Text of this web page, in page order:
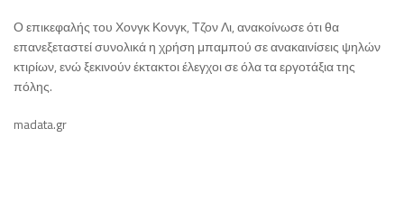
Ο επικεφαλής του Χονγκ Κονγκ, Τζον Λι, ανακοίνωσε ότι θα
επανεξεταστεί συνολικά η χρήση μπαμπού σε ανακαινίσεις ψηλών
κτιρίων, ενώ ξεκινούν έκτακτοι έλεγχοι σε όλα τα εργοτάξια της
πόλης.
madata.gr